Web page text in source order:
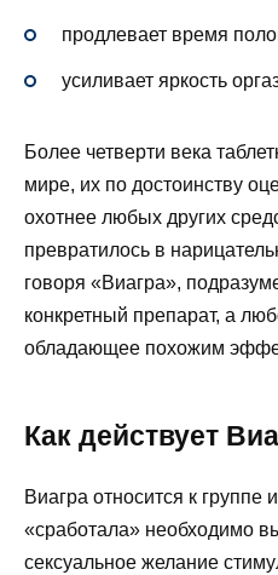
продлевает время
усиливает яркость
Более четверти века
мире, их по достоинству
охотнее любых других
превратилось в
говоря «Виагра»,
конкретный препарат, а
обладающее похожим
Как действует
Виагра относится к группе
«сработала» необходимо
сексуальное желание